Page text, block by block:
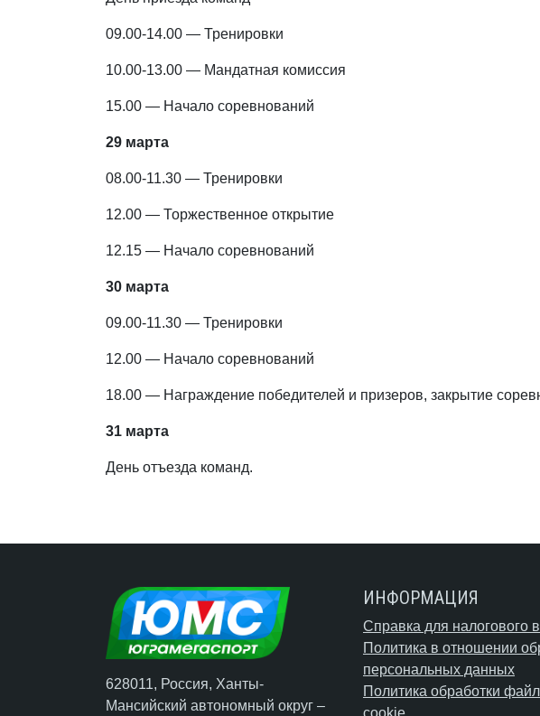
09.00-14.00 — Тренировки
10.00-13.00 — Мандатная комиссия
15.00 — Начало соревнований
29 марта
08.00-11.30 — Тренировки
12.00 — Торжественное открытие
12.15 — Начало соревнований
30 марта
09.00-11.30 — Тренировки
12.00 — Начало соревнований
18.00 — Награждение победителей и призеров, закрытие
31 марта
День отъезда команд.
628011, Россия, Ханты-
Мансийский автономный округ –
ИНФОРМАЦИЯ
Справка для налогового
Политика в отношении
персональных данных
Политика обработки